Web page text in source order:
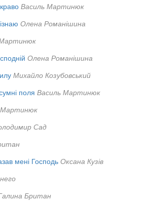
Василь Мартинюк
Олена Романішина
Олена Романішина
Михайло Козубовський
поля Василь Мартинюк
Мартинюк
Сад
мені Господь Оксана Кузів
Британ